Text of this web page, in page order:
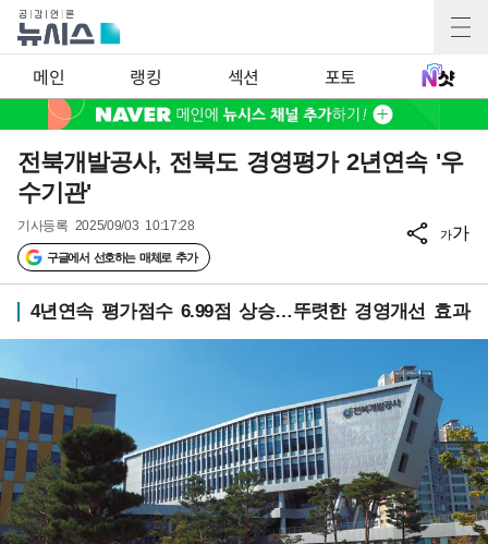
메인 랭킹 섹션 포토
전북개발공사, 전북도 경영평가 2년연속 '우
수기관'
기사등록 2025/09/03 10:17:28
구글에서 선호하는 매체로 추가
가가
4년연속 평가점수 6.99점 상승…뚜렷한 경영개선 효과